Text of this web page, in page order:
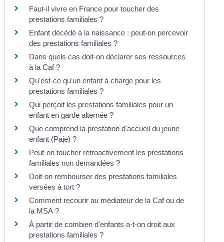
Faut-il vivre en France pour toucher des
prestations familiales ?
Enfant décédé à la naissance : peut-on percevoir
des prestations familiales ?
Dans quels cas doit-on déclarer ses ressources
à la Caf ?
Qu'est-ce qu'un enfant à charge pour les
prestations familiales ?
Qui perçoit les prestations familiales pour un
enfant en garde alternée ?
Que comprend la prestation d'accueil du jeune
enfant (Paje) ?
Peut-on toucher rétroactivement les prestations
familiales non demandées ?
Doit-on rembourser des prestations familiales
versées à tort ?
Comment recourir au médiateur de la Caf ou de
la MSA ?
À partir de combien d'enfants a-t-on droit aux
prestations familiales ?